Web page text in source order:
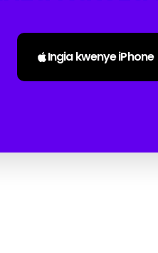
Ingia kwenye iPhone